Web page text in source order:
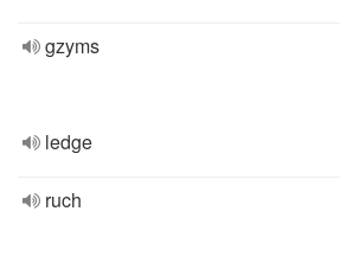
gzyms
ledge
ruch